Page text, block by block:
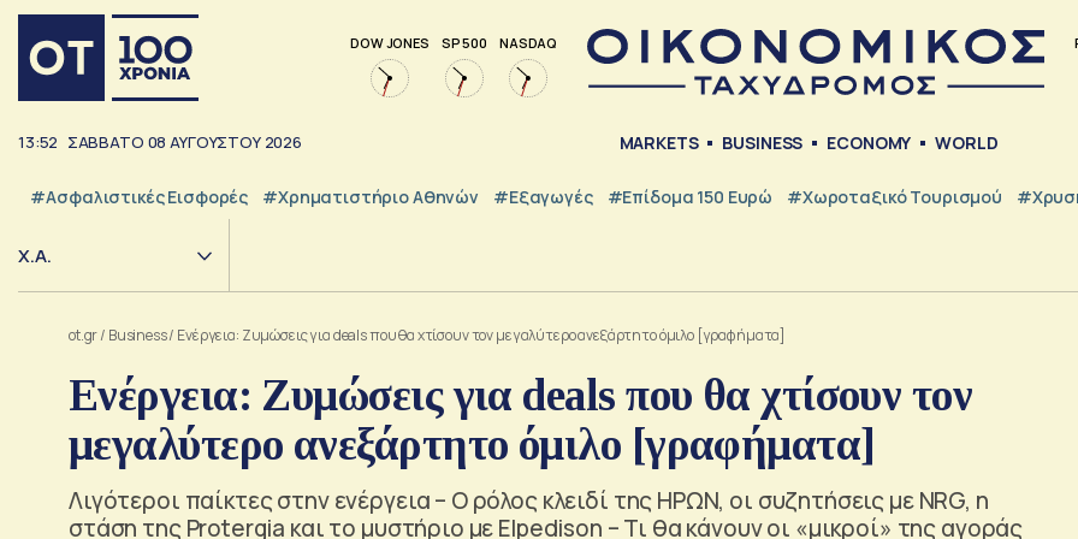
DOW JONES SP 500 NASDAQ
13:52 ΣΑΒΒΑΤΟ 08 ΑΥΓΟΥΣΤΟΥ 2026 MARKETS BUSINESS ECONOMY WORLD
#Ασφαλιστικές Εισφορές #Χρηματιστήριο Αθηνών #εξαγωγές #Επίδομα 150 Ευρώ #Χωροταξικό Τουρισμού
Χ.Α.
ot.gr/ Business/ Ενέργεια: Ζυμώσεις για deals που θα χτίσουν τον μεγαλύτερο ανεξάρτητο όμιλο [γραφήματα]
Ενέργεια: Ζυμώσεις για deals που θα χτίσουν τον
μεγαλύτερο ανεξάρτητο όμιλο [γραφήματα]
Λιγότεροι παίκτες στην ενέργεια – Ο ρόλος κλειδί της ΗΡΩΝ, οι συζητήσεις με NRG, η
στάση της Protergia και το μυστήριο με Elpedison – Τι θα κάνουν οι «μικροί» της αγοράς